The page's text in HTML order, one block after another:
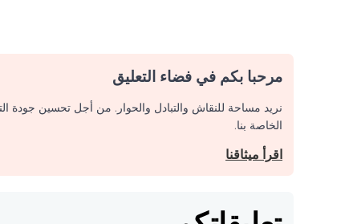
مرحبا بكم في فضاء التعليق
نريد مساحة للنقاش والتبادل والحوار. من أجل تحسين جودة
الخاصة بنا.
اقرأ ميثاقنا